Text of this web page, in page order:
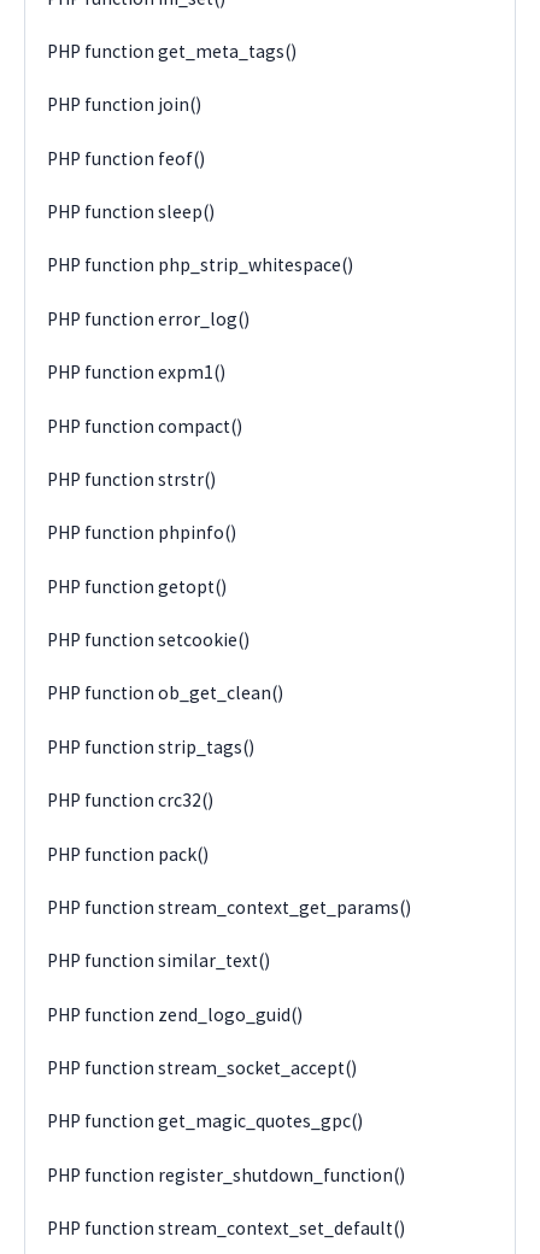
PHP function get_meta_tags()
PHP function join()
PHP function feof()
PHP function sleep()
PHP function php_strip_whitespace()
PHP function error_log()
PHP function expm1()
PHP function compact()
PHP function strstr()
PHP function phpinfo()
PHP function getopt()
PHP function setcookie()
PHP function ob_get_clean()
PHP function strip_tags()
PHP function crc32()
PHP function pack()
PHP function stream_context_get_params()
PHP function similar_text()
PHP function zend_logo_guid()
PHP function stream_socket_accept()
PHP function get_magic_quotes_gpc()
PHP function register_shutdown_function()
PHP function stream_context_set_default()